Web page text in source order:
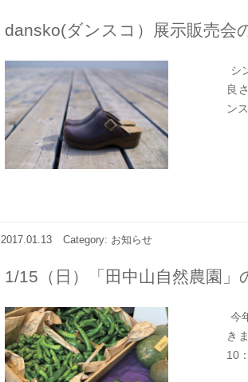
dansko(ダンスコ）展示販売会
シ
良
ン
2017.01.13 Category: お知らせ
1/15（日）「田中山自然農園」
今
き
10